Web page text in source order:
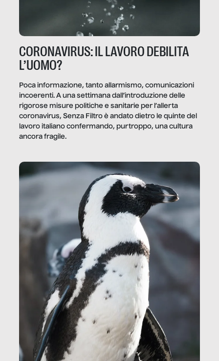
CORONAVIRUS: IL LAVORO DEBILITA
L’UOMO?
Poca informazione, tanto allarmismo, comunicazioni
incoerenti. A una settimana dall’introduzione delle
rigorose misure politiche e sanitarie per l’allerta
coronavirus, Senza Filtro è andato dietro le quinte del
lavoro italiano confermando, purtroppo, una cultura
ancora fragile.